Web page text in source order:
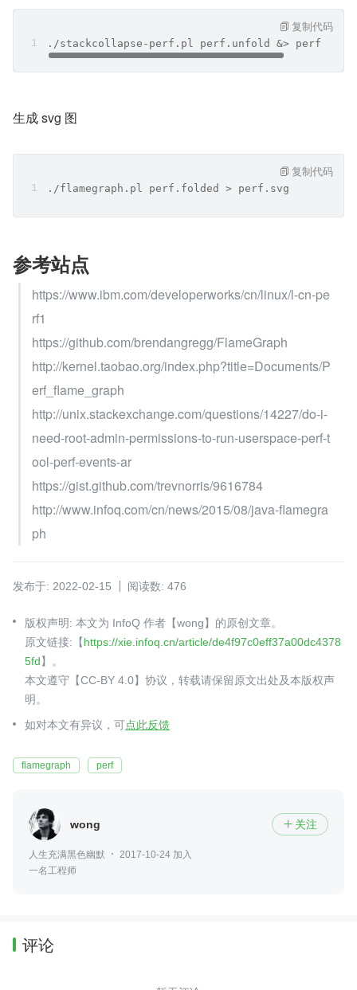
./stackcollapse-perf.pl perf.unfold &>
复制代码
生成 svg 图
./flamegraph.pl perf.folded > perf.svg
复制代码
参考站点
https://www.ibm.com/developerworks/cn/linux/l-cn-pe
rf1
https://github.com/brendangregg/FlameGraph
http://kernel.taobao.org/index.php?title=Documents/P
erf_flame_graph
http://unix.stackexchange.com/questions/14227/do-i-
need-root-admin-permissions-to-run-userspace-perf-t
ool-perf-events-ar
https://gist.github.com/trevnorris/9616784
http://www.infoq.com/cn/news/2015/08/java-flamegra
ph
发布于: 2022-02-15 阅读数: 476
版权声明: 本文为 InfoQ 作者【wong】的原创文章。
原文链接:【https://xie.infoq.cn/article/de4f97c0eff37a00dc4378
5fd】。
本文遵守【CC-BY 4.0】协议，转载请保留原文出处及本版权声
明。
如对本文有异议，可点此反馈
flamegraph perf
wong  关注
人生充满黑色幽默
2017-10-24 加入
一名工程师
评论